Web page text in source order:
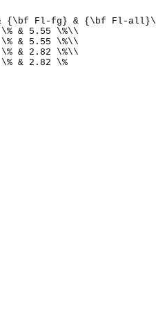
{\bf Fl-fg} & {\bf Fl-
& 5.55 \%\\
& 5.55 \%\\
& 2.82 \%\\
& 2.82 \%